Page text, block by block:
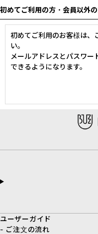
初めてご利用の方・会員以外
初めてご利用のお客様は、
い。
メールアドレスとパスワー
できるようになります。
ユーザーガイド
- ご注文の流れ